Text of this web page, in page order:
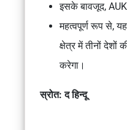
इसके बावजूद,
महत्वपूर्ण रूप से,
क्षेत्र में तीनों
करेगा।
स्रोत: द हिन्दू